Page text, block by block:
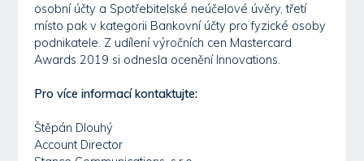
osobní účty a Spotřebitelské neúčelové úvěry, třetí
místo pak v kategorii Bankovní účty pro fyzické osoby
podnikatele. Z udílení výročních cen Mastercard
Awards 2019 si odnesla ocenění Innovations.
Pro více informací kontaktujte:
Štěpán Dlouhý
Account Director